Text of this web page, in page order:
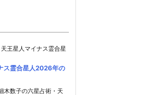
天王星人マイナス霊合星
ス霊合星人2026年の
木数子の六星占術・天